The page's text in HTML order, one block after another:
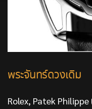
พระจันทร์ดวงเดิม
Rolex, Patek